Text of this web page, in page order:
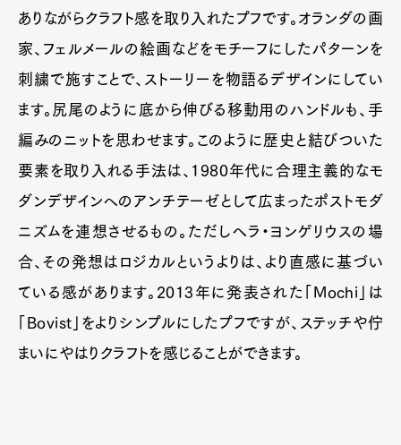
ありながらクラフト感を取り入れたプフです。オランダの画
家、フェルメールの絵画などをモチーフにしたパターンを
刺繍で施すことで、ストーリーを物語るデザインにしてい
ます。尻尾のように底から伸びる移動用のハンドルも、手
編みのニットを思わせます。このように歴史と結びついた
要素を取り入れる手法は、1980年代に合理主義的なモ
ダンデザインへのアンチテーゼとして広まったポストモダ
ニズムを連想させるもの。ただしヘラ・ヨンゲリウスの場
合、その発想はロジカルというよりは、より直感に基づい
ている感があります。2013年に発表された「Mochi」は
「Bovist」をよりシンプルにしたプフですが、ステッチや佇
まいにやはりクラフトを感じることができます。